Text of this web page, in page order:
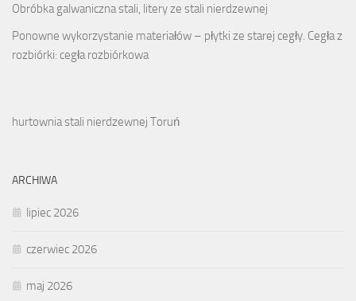
Obróbka galwaniczna stali, litery ze stali nierdzewnej
Ponowne wykorzystanie materiałów – płytki ze starej cegły. Cegła z
rozbiórki: cegła rozbiórkowa
hurtownia stali nierdzewnej Toruń
ARCHIWA
lipiec 2026
czerwiec 2026
maj 2026